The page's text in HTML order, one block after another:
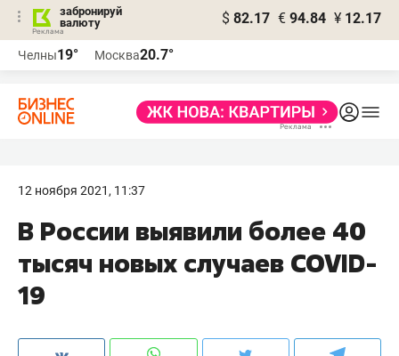
забронируй
валюту
$ 82.17 € 94.84 ¥ 12.17
Челны19° Москва20.7°
12 ноября 2021, 11:37
В России выявили более 40
тысяч новых случаев COVID-
19